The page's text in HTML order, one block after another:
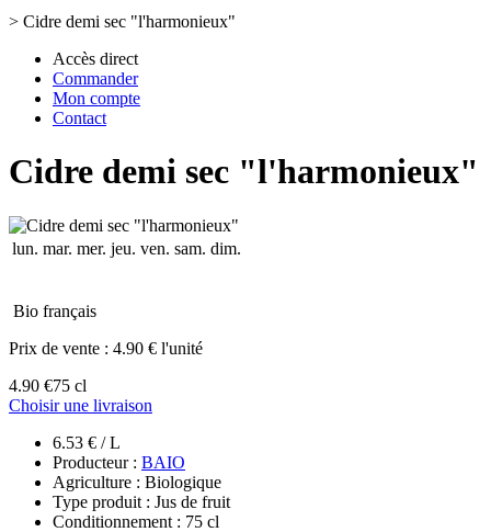
> Cidre demi sec "l'harmonieux"
Accès direct
Commander
Mon compte
Contact
Cidre demi sec "l'harmonieux"
lun. mar. mer. jeu. ven. sam. dim.
Bio français
Prix de vente : 4.90 € l'unité
4.90 €75 cl
Choisir une livraison
6.53 € / L
Producteur : BAIO
Agriculture : Biologique
Type produit : Jus de fruit
Conditionnement : 75 cl